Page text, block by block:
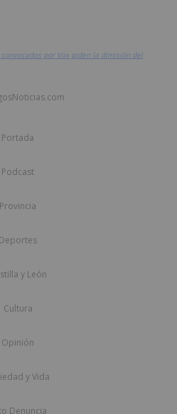
por Vox piden la dimisión del
Portada
Podcast
Provincia
Deportes
y León
Cultura
Opinión
y Vida
Denuncia